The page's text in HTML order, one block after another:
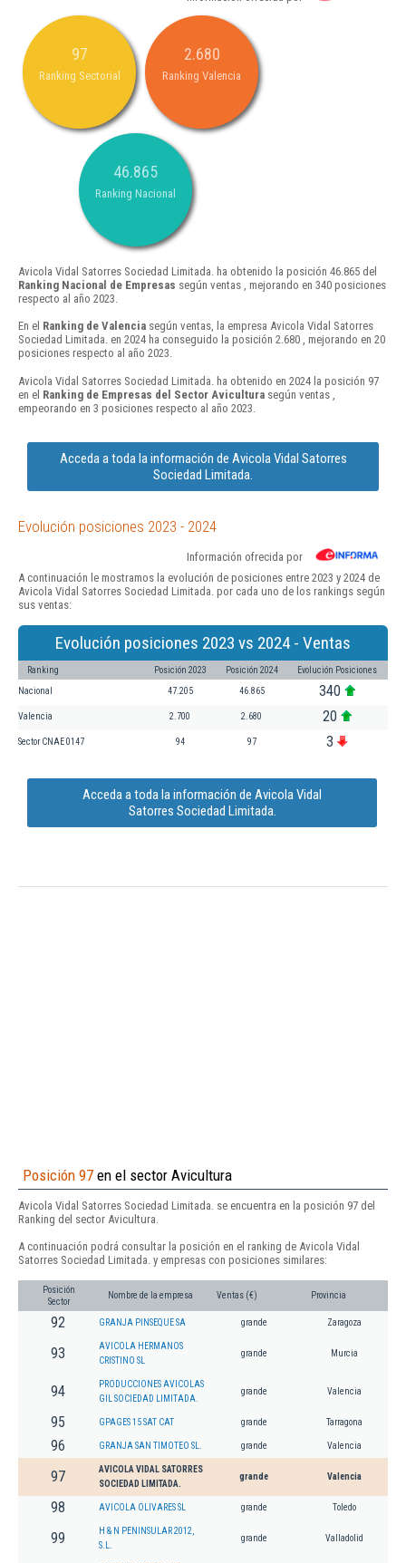
97
Ranking Sectorial
2.680
Ranking Valencia
46.865
Ranking Nacional
Avicola Vidal Satorres Sociedad Limitada. ha obtenido la posición 46.865 del
Ranking Nacional de Empresas según ventas , mejorando en 340 posiciones
respecto al año 2023.
En el Ranking de Valencia según ventas, la empresa Avicola Vidal Satorres
Sociedad Limitada. en 2024 ha conseguido la posición 2.680 , mejorando en 20
posiciones respecto al año 2023.
Avicola Vidal Satorres Sociedad Limitada. ha obtenido en 2024 la posición 97
en el Ranking de Empresas del Sector Avicultura según ventas ,
empeorando en 3 posiciones respecto al año 2023.
Acceda a toda la información de Avicola Vidal Satorres
Sociedad Limitada.
Evolución posiciones 2023 - 2024
Información ofrecida por
A continuación le mostramos la evolución de posiciones entre 2023 y 2024 de
Avicola Vidal Satorres Sociedad Limitada. por cada uno de los rankings según
sus ventas:
Evolución posiciones 2023 vs 2024 - Ventas
Ranking Posición 2023 Posición 2024 Evolución Posiciones
Nacional 47.205 46.865 340
Valencia 2.700 2.680 20
Sector CNAE 0147 94 97 3
Acceda a toda la información de Avicola Vidal
Satorres Sociedad Limitada.
Posición 97 en el sector Avicultura
Avicola Vidal Satorres Sociedad Limitada. se encuentra en la posición 97 del
Ranking del sector Avicultura.
A continuación podrá consultar la posición en el ranking de Avicola Vidal
Satorres Sociedad Limitada. y empresas con posiciones similares:
Posición
Sector
Nombre de la empresa Ventas (€) Provincia
92 GRANJA PINSEQUE SA grande Zaragoza
93
AVICOLA HERMANOS
CRISTINO SL
grande Murcia
94
PRODUCCIONES AVICOLAS
GIL SOCIEDAD LIMITADA.
grande Valencia
95 GPAGES 15 SAT CAT grande Tarragona
96 GRANJA SAN TIMOTEO SL. grande Valencia
97
AVICOLA VIDAL SATORRES
SOCIEDAD LIMITADA.
grande Valencia
98 AVICOLA OLIVARES SL grande Toledo
99
H & N PENINSULAR 2012,
S.L.
grande Valladolid